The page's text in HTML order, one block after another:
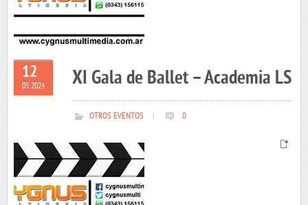
12
05 2024 XI Gala de Ballet – Academia LS
OTROS EVENTOS 0